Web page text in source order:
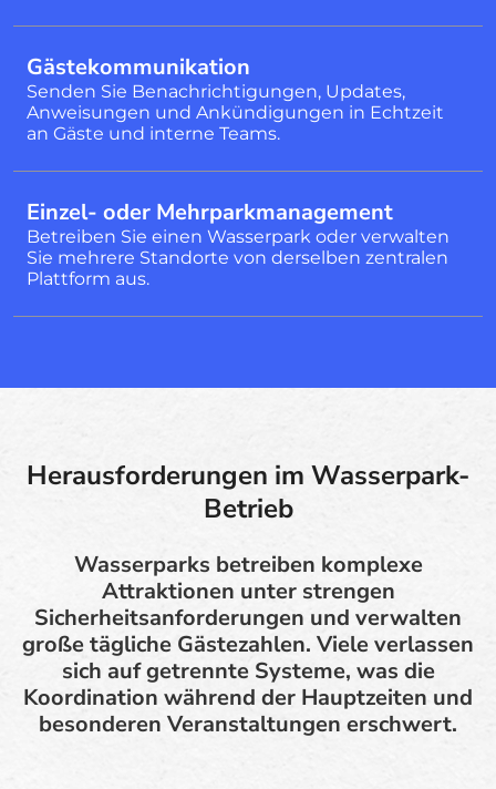
Gästekommunikation
Senden Sie Benachrichtigungen, Updates,
Anweisungen und Ankündigungen in Echtzeit
an Gäste und interne Teams.
Einzel- oder Mehrparkmanagement
Betreiben Sie einen Wasserpark oder verwalten
Sie mehrere Standorte von derselben zentralen
Plattform aus.
Herausforderungen im Wasserpark-
Betrieb
Wasserparks betreiben komplexe
Attraktionen unter strengen
Sicherheitsanforderungen und verwalten
große tägliche Gästezahlen. Viele verlassen
sich auf getrennte Systeme, was die
Koordination während der Hauptzeiten und
besonderen Veranstaltungen erschwert.